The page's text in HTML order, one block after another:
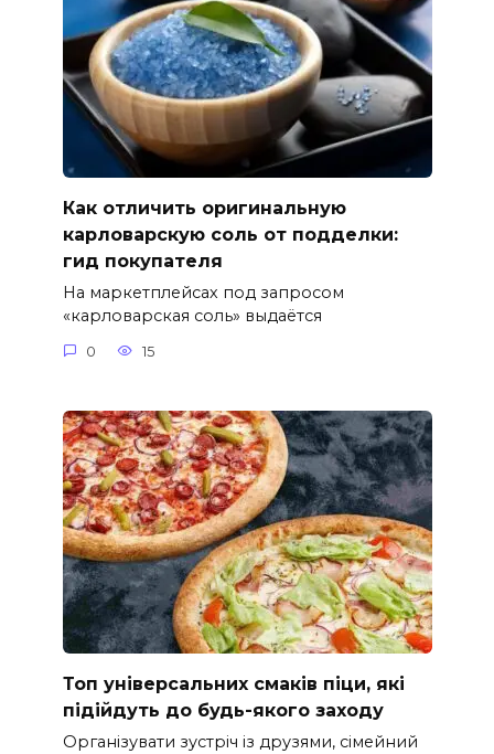
Как отличить оригинальную
карловарскую соль от подделки:
гид покупателя
На маркетплейсах под запросом
«карловарская соль» выдаётся
0 15
Топ універсальних смаків піци, які
підійдуть до будь-якого заходу
Організувати зустріч із друзями, сімейний